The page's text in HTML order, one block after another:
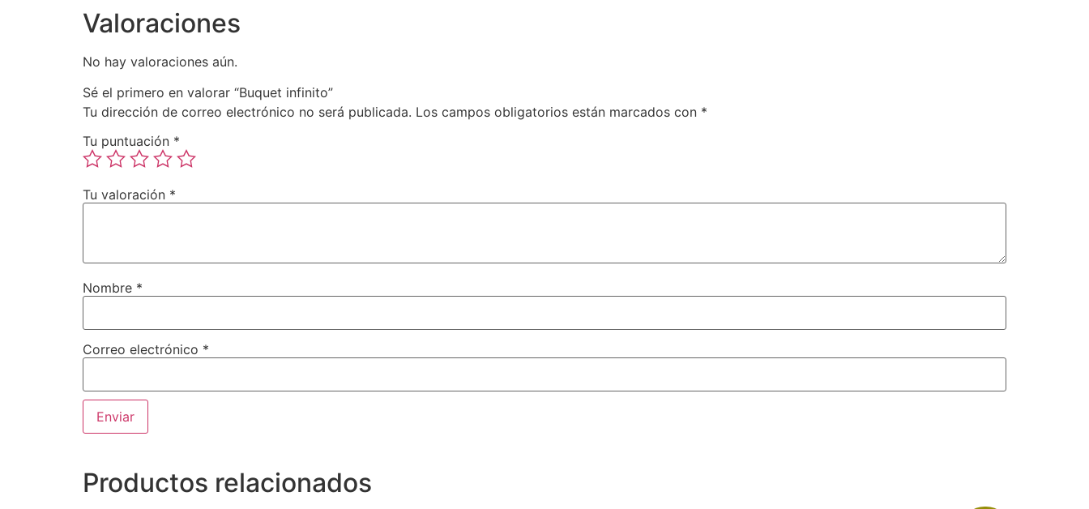
Valoraciones
No hay valoraciones aún.
Sé el primero en valorar “Buquet infinito”
Tu dirección de correo electrónico no será publicada. Los campos obligatorios están marcados con *
Tu puntuación *
Tu valoración *
Nombre *
Correo electrónico *
Productos relacionados